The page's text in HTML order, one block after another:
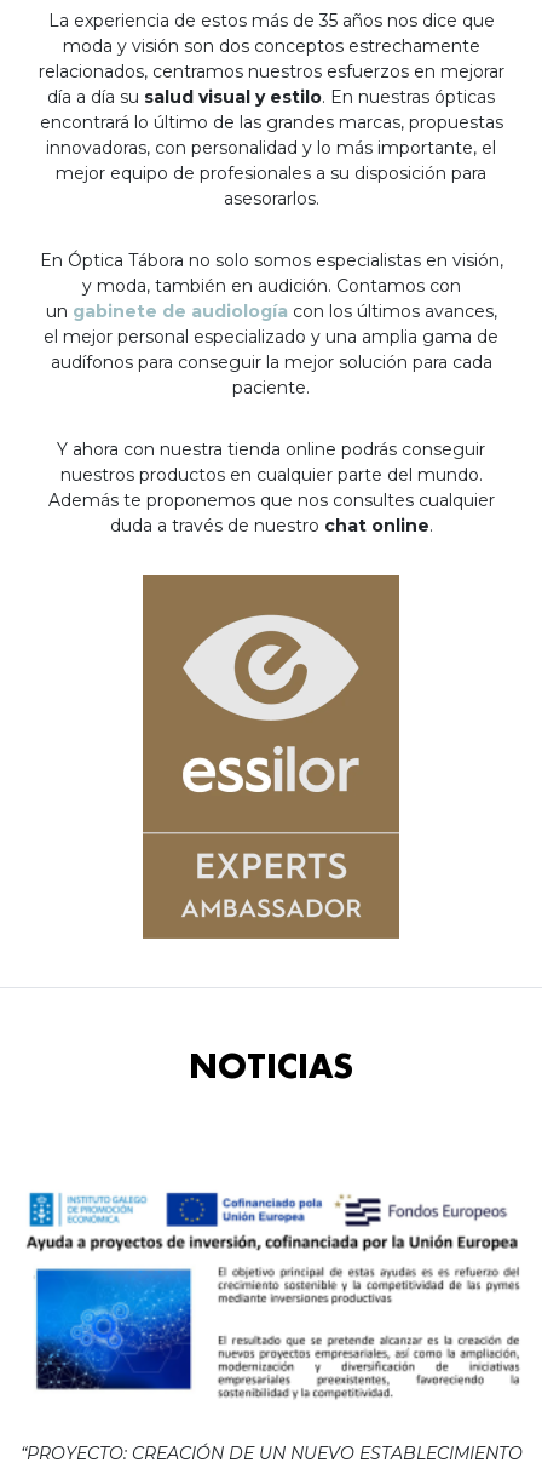
La experiencia de estos más de 35 años nos dice que
moda y visión son dos conceptos estrechamente
relacionados, centramos nuestros esfuerzos en mejorar
día a día su salud visual y estilo. En nuestras ópticas
encontrará lo último de las grandes marcas, propuestas
innovadoras, con personalidad y lo más importante, el
mejor equipo de profesionales a su disposición para
asesorarlos.
En Óptica Tábora no solo somos especialistas en visión,
y moda, también en audición. Contamos con
un gabinete de audiología con los últimos avances,
el mejor personal especializado y una amplia gama de
audífonos para conseguir la mejor solución para cada
paciente.
Y ahora con nuestra tienda online podrás conseguir
nuestros productos en cualquier parte del mundo.
Además te proponemos que nos consultes cualquier
duda a través de nuestro chat online.
NOTICIAS
“PROYECTO: CREACIÓN DE UN NUEVO ESTABLECIMIENTO